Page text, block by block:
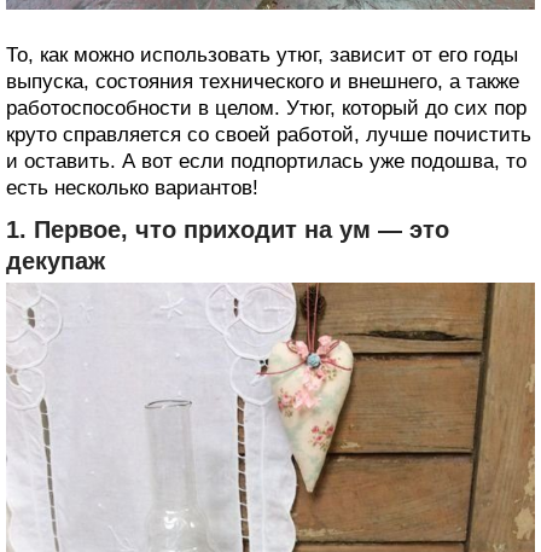
То, как можно использовать утюг, зависит от его годы
выпуска, состояния технического и внешнего, а также
работоспособности в целом. Утюг, который до сих пор
круто справляется со своей работой, лучше почистить
и оставить. А вот если подпортилась уже подошва, то
есть несколько вариантов!
1. Первое, что приходит на ум — это
декупаж